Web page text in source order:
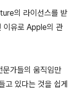
의 라이선스를 받
이유로 Apple의 관
가들의 움직임만
고 있다는 것을 쉽게